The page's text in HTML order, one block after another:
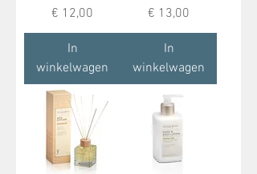
Prijs
€ 12,00
In
winkelwagen
Prijs
€ 13,00
In
winkelwagen